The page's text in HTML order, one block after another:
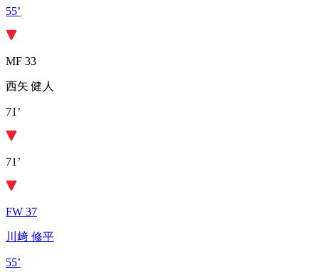
55’
MF 33
西矢 健人
71’
71’
FW 37
川﨑 修平
55’